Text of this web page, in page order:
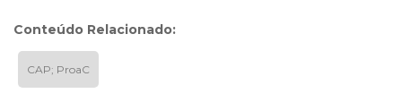
Conteúdo Relacionado:
CAP; ProaC